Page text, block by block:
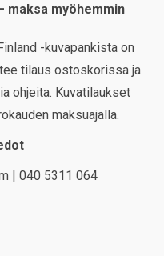
maksa myöhemmin
-kuvapankista on
tilaus ostoskorissa ja
ohjeita. Kuvatilaukset
maksuajalla.
| 040 5311 064